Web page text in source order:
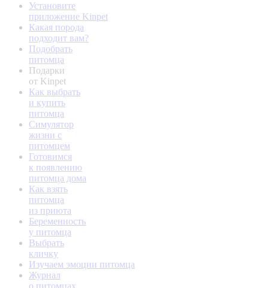
Установите
приложение Kinpet
Какая порода
подходит вам?
Подобрать
питомца
Подарки
от Kinpet
Как выбрать
и купить
питомца
Симулятор
жизни с
питомцем
Готовимся
к появлению
питомца дома
Как взять
питомца
из приюта
Беременность
у питомца
Выбрать
кличку
Изучаем эмоции питомца
Журнал
о питомцах